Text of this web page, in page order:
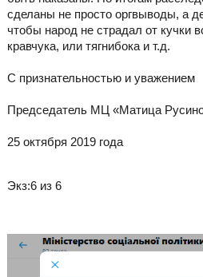
сделаны не просто оргвыводы, а
чтобы народ не страдал от кучки
кравчука, или тягнибока и т.д.
С признательностью и уважением
Председатель МЦ «Матица
25 октября 2019 года
Экз:6 из 6